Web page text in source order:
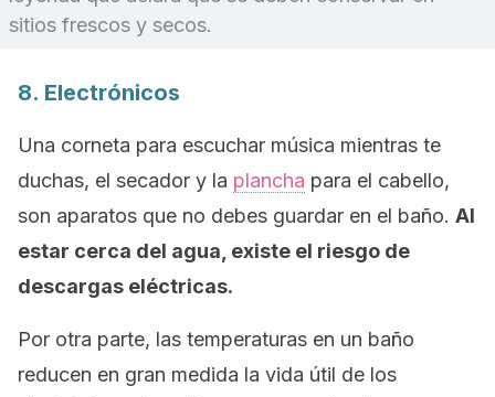
sitios frescos y secos.
8. Electrónicos
Una corneta para escuchar música mientras te
duchas, el secador y la plancha para el cabello,
son aparatos que no debes guardar en el baño. Al
estar cerca del agua, existe el riesgo de
descargas eléctricas.
Por otra parte, las temperaturas en un baño
reducen en gran medida la vida útil de los